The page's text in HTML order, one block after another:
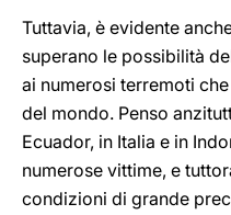
Tuttavia, è evidente
superano le possibilità
ai numerosi terremoti
del mondo. Penso
Ecuador, in Italia e in
numerose vittime, e
condizioni di grande